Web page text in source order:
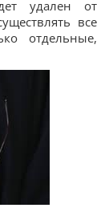
удален от
все
отдельные,